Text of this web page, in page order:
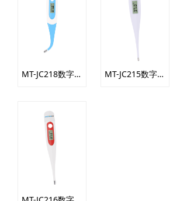
MT-JC218数字式体温计 MT-JC215数字式体温计